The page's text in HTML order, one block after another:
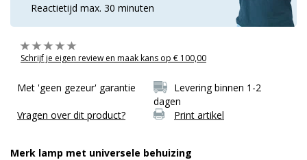
Reactietijd max. 30 minuten
Schrijf je eigen review en maak kans op € 100,00
Met 'geen gezeur' garantie
Levering binnen 1-2
dagen
Vragen over dit product?
Print artikel
Merk lamp met universele behuizing